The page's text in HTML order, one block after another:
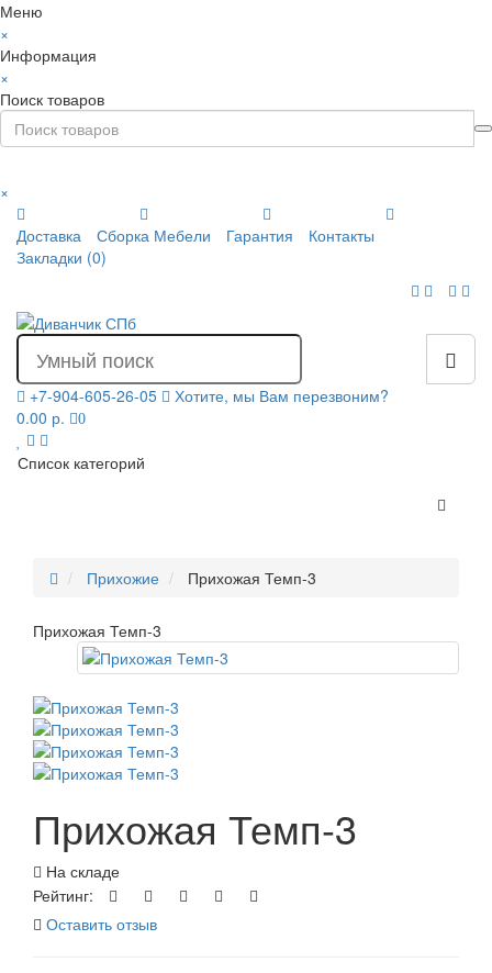
Меню
×
Информация
×
Поиск товаров
×
Доставка
Сборка Мебели Гарантия
Контакты
Закладки (0)
+7-904-605-26-05
Хотите, мы Вам перезвоним?
0.00 р.
0
Список категорий
Прихожие Прихожая Темп-3
Прихожая Темп-3
Прихожая Темп-3
На складе
Рейтинг:
Оставить отзыв